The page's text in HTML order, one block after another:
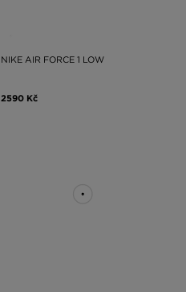
NIKE AIR FORCE 1 LOW
2590 Kč